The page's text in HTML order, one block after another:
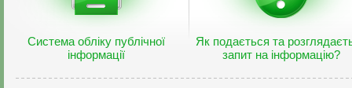
Система обліку публічної
інформації
Як подається та
запит на інформацію?